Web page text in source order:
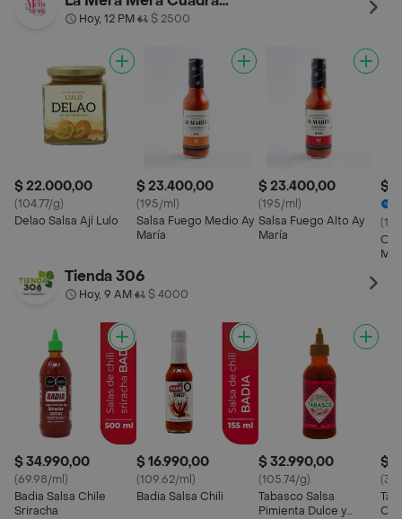
Hoy, 12 PM• $ 2500
$ 22.000,00
(104.77/g)
Delao Salsa Ají Lulo
$ 23.400,00
(195/ml)
Salsa Fuego Medio Ay
María
$ 23.400,00
(195/ml)
Salsa Fuego Alto Ay
María
$
Tienda 306
Hoy, 9 AM• $ 4000
$ 34.990,00
(69.98/ml)
Badia Salsa Chile
Sriracha
$ 16.990,00
(109.62/ml)
Badia Salsa Chili
$ 32.990,00
(105.74/g)
Tabasco Salsa
Pimienta Dulce y
$